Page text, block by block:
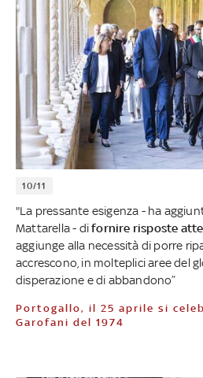
10/11
"La pressante esigenza - ha
Mattarella - difornire risposte
aggiunge alla necessità di porre
accrescono, in molteplici aree del
disperazione e di abbandono”
Portogallo, il 25 aprile si celebra Rivoluzione dei
Garofani del 1974